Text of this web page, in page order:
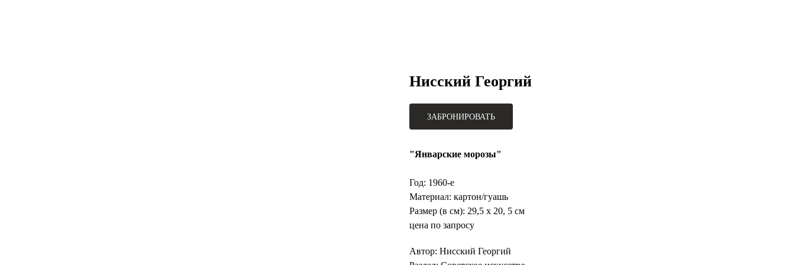
Нисский Георгий
ЗАБРОНИРОВАТЬ
"Январские морозы"
Год: 1960-е
Материал: картон/гуашь
Размер (в см): 29,5 х 20, 5 см
цена по запросу
Автор: Нисский Георгий